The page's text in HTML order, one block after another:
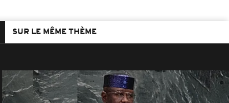
SUR LE MÊME THÈME